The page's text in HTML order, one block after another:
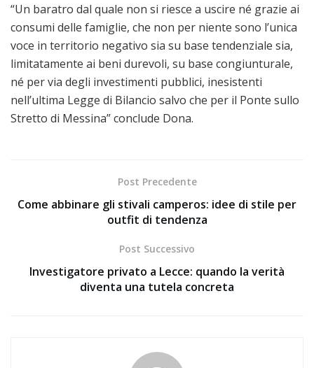
“Un baratro dal quale non si riesce a uscire né grazie ai
consumi delle famiglie, che non per niente sono l’unica
voce in territorio negativo sia su base tendenziale sia,
limitatamente ai beni durevoli, su base congiunturale,
né per via degli investimenti pubblici, inesistenti
nell’ultima Legge di Bilancio salvo che per il Ponte sullo
Stretto di Messina” conclude Dona.
Post Precedente
Come abbinare gli stivali camperos: idee di stile per
outfit di tendenza
Post Successivo
Investigatore privato a Lecce: quando la verità
diventa una tutela concreta